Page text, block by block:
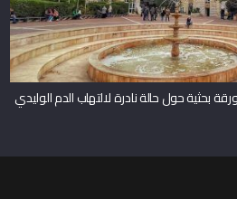
بحثية حول حالة نادرة لالتهاب الدم الوليدي